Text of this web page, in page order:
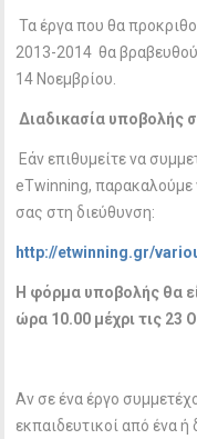
Τα έργα που θα
2013-2014 θα
14 Νοεμβρίου.
Διαδικασία υποβολής
Εάν επιθυμείτε να
eTwinning, παρακαλούμε
σας στη διεύθυνση:
http://etwinning.gr/
Η φόρμα υποβολής θα
ώρα 10.00 μέχρι τις 23
Αν σε ένα έργο
εκπαιδευτικοί από ένα ή